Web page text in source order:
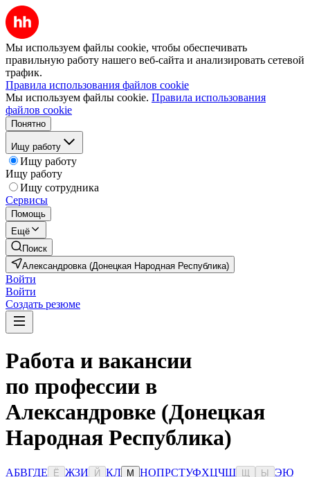
Мы используем файлы cookie, чтобы обеспечивать
правильную работу нашего веб-сайта и анализировать сетевой
трафик.
Правила использования файлов cookie
Мы используем файлы cookie. Правила использования
файлов cookie
Понятно
Ищу работу
Ищу работу
Ищу работу
Ищу сотрудника
Сервисы
Помощь
Ещё
Поиск
Александровка (Донецкая Народная Республика)
Войти
Войти
Создать резюме
Работа и вакансии
по профессии в
Александровке (Донецкая
Народная Республика)
АБВГДЕ Ё ЖЗИ Й КЛ М НОПРСТУФХЦЧШ Ы ЭЮ